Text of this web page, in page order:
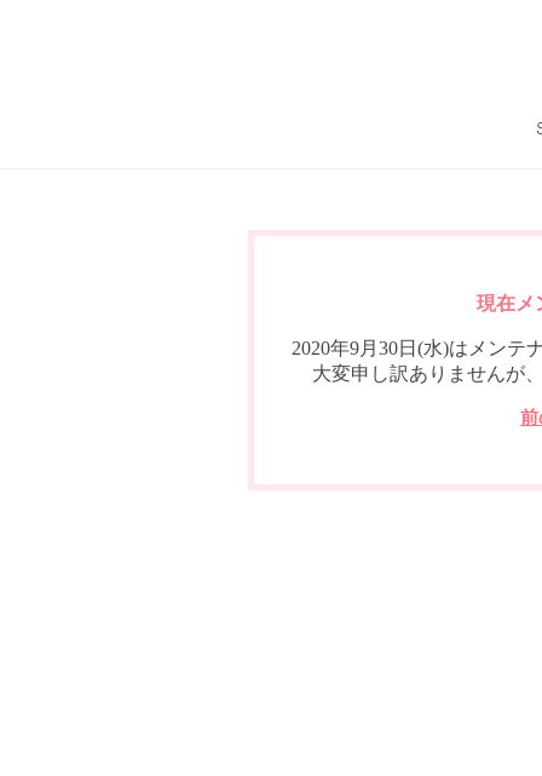
現在メ
2020年9月30日(水)はメンテ
大変申し訳ありませんが
前